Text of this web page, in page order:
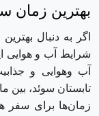
بهترین زمان
اگر به دنبال
شرایط آب و هوایی
آب ‌وهوایی و
تابستان سوئد، بین
زمان‌ها برای سفر